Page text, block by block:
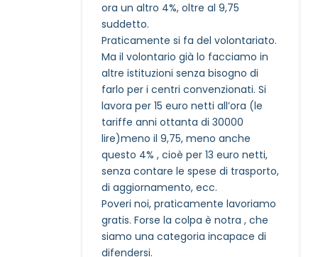
ora un altro 4%, oltre al 9,75
suddetto.
Praticamente si fa del volontariato.
Ma il volontario già lo facciamo in
altre istituzioni senza bisogno di
farlo per i centri convenzionati. Si
lavora per 15 euro netti all’ora (le
tariffe anni ottanta di 30000
lire)meno il 9,75, meno anche
questo 4% , cioè per 13 euro netti,
senza contare le spese di trasporto,
di aggiornamento, ecc.
Poveri noi, praticamente lavoriamo
gratis. Forse la colpa è notra , che
siamo una categoria incapace di
difendersi.